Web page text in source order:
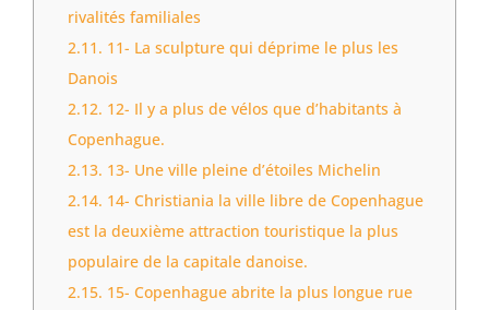
rivalités familiales
2.11. 11- La sculpture qui déprime le plus les
Danois
2.12. 12- Il y a plus de vélos que d’habitants à
Copenhague.
2.13. 13- Une ville pleine d’étoiles Michelin
2.14. 14- Christiania la ville libre de Copenhague
est la deuxième attraction touristique la plus
populaire de la capitale danoise.
2.15. 15- Copenhague abrite la plus longue rue